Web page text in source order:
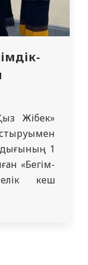
Жібек»
1
«Бегім-
кеш
басты